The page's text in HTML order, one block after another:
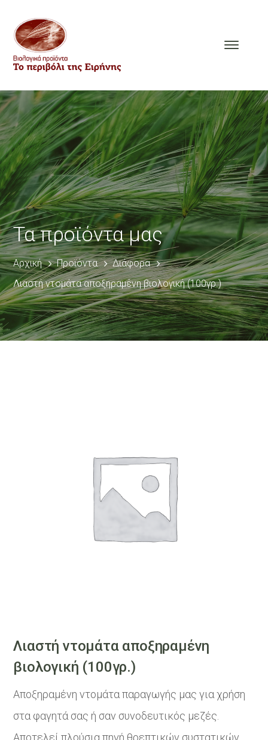
Τα προϊόντα μας
Αρχική Προϊόντα
Διάφορα
Λιαστή ντομάτα αποξηραμένη βιολογική (100γρ.)
Λιαστή ντομάτα αποξηραμένη
βιολογική (100γρ.)
Αποξηραμένη ντομάτα παραγωγής μας για χρήση
στα φαγητά σας ή σαν συνοδευτικός μεζές.
Αποτελεί πλούσια πηγή θρεπτικών συστατικών